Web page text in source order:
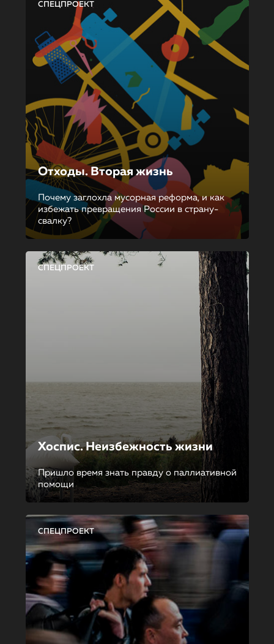
СПЕЦПРОЕКТ
Отходы. Вторая жизнь
Почему заглохла мусорная реформа, и как
избежать превращения России в страну-
свалку?
СПЕЦПРОЕКТ
Хоспис. Неизбежность жизни
Пришло время знать правду о паллиативной
помощи
СПЕЦПРОЕКТ